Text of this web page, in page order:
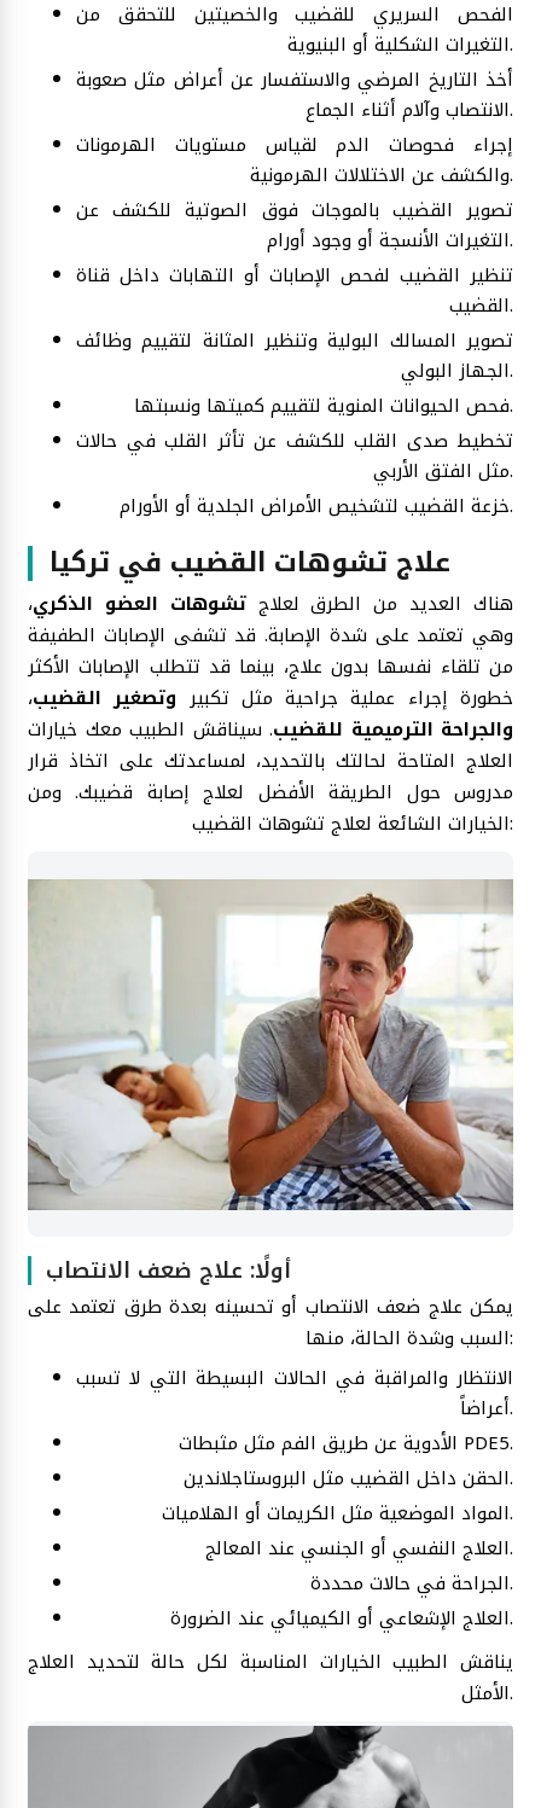
الفحص السريري للقضيب والخصيتين للتحقق من
التغيرات الشكلية أو البنيوية.
أخذ التاريخ المرضي والاستفسار عن أعراض مثل صعوبة
الانتصاب وآلام أثناء الجماع.
إجراء فحوصات الدم لقياس مستويات الهرمونات
والكشف عن الاختلالات الهرمونية.
تصوير القضيب بالموجات فوق الصوتية للكشف عن
التغيرات الأنسجة أو وجود أورام.
تنظير القضيب لفحص الإصابات أو التهابات داخل قناة
القضيب.
تصوير المسالك البولية وتنظير المثانة لتقييم وظائف
الجهاز البولي.
فحص الحيوانات المنوية لتقييم كميتها ونسبتها.
تخطيط صدى القلب للكشف عن تأثر القلب في حالات
مثل الفتق الأربي.
خزعة القضيب لتشخيص الأمراض الجلدية أو الأورام.
علاج تشوهات القضيب في تركيا
هناك العديد من الطرق لعلاجتشوهات العضو الذكري،
وهي تعتمد على شدة الإصابة. قد تشفى الإصابات الطفيفة
من تلقاء نفسها بدون علاج، بينما قد تتطلب الإصابات الأكثر
خطورة إجراء عملية جراحية مثل تكبير وتصغير القضيب،
والجراحة الترميمية للقضيب. سيناقش الطبيب معك خيارات
العلاج المتاحة لحالتك بالتحديد، لمساعدتك على اتخاذ قرار
مدروس حول الطريقة الأفضل لعلاج إصابة قضيبك. ومن
الخيارات الشائعة لعلاج تشوهات القضيب:
أولًا: علاج ضعف الانتصاب
يمكن علاج ضعف الانتصاب أو تحسينه بعدة طرق تعتمد على
السبب وشدة الحالة، منها:
الانتظار والمراقبة في الحالات البسيطة التي لا تسبب
أعراضاً.
الأدوية عن طريق الفم مثل مثبطات PDE5.
الحقن داخل القضيب مثل البروستاجلاندين.
المواد الموضعية مثل الكريمات أو الهلاميات.
العلاج النفسي أو الجنسي عند المعالج.
الجراحة في حالات محددة.
العلاج الإشعاعي أو الكيميائي عند الضرورة.
يناقش الطبيب الخيارات المناسبة لكل حالة لتحديد العلاج
الأمثل.